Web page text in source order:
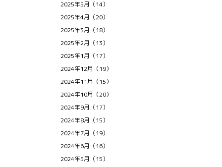
2025年5月（14）
2025年4月（20）
2025年3月（18）
2025年2月（13）
2025年1月（17）
2024年12月（19）
2024年11月（15）
2024年10月（20）
2024年9月（17）
2024年8月（15）
2024年7月（19）
2024年6月（16）
2024年5月（15）